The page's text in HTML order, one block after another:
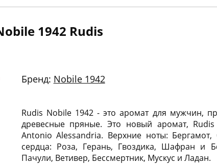
1942 Rudis
Бренд: Nobile 1942
Rudis Nobile 1942 - это аромат для мужчин,
древесные пряные. Это новый аромат,
Antonio Alessandria. Верхние ноты:
сердца: Роза, Герань, Гвоздика, Шафран и
Пачули, Ветивер, Бессмертник, Мускус и Ладан.